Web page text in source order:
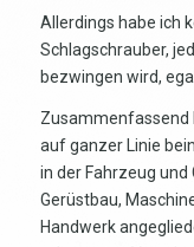
Allerdings habe ich
Schlagschrauber,
bezwingen wird,
Zusammenfassend
auf ganzer Linie
in der Fahrzeug und
Gerüstbau,
Handwerk